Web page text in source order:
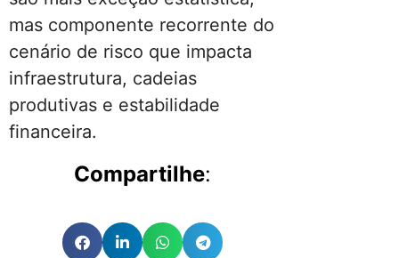
mas componente recorrente do
cenário de risco que impacta
infraestrutura, cadeias
produtivas e estabilidade
financeira.
Compartilhe: